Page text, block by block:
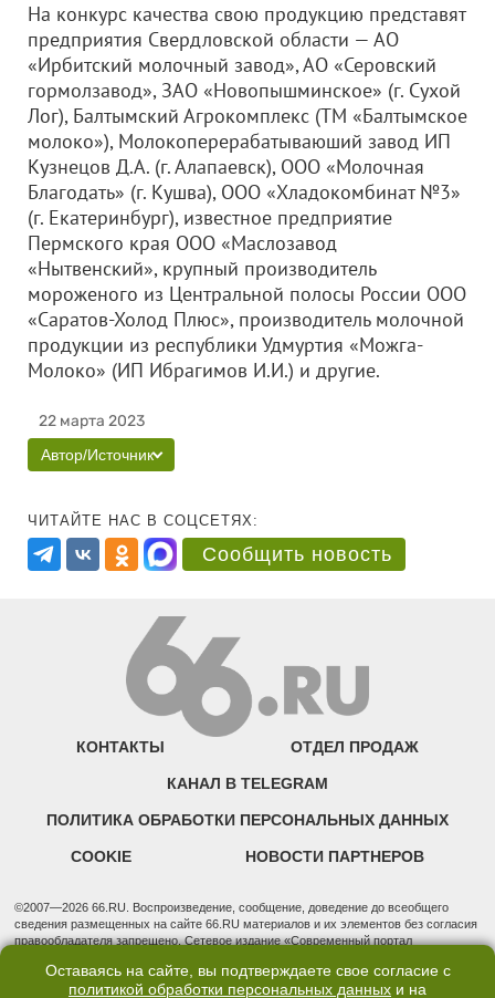
На конкурс качества свою продукцию представят
предприятия Свердловской области — АО
«Ирбитский молочный завод», АО «Серовский
гормолзавод», ЗАО «Новопышминское» (г. Сухой
Лог), Балтымский Агрокомплекс (ТМ «Балтымское
молоко»), Молокоперерабатываюший завод ИП
Кузнецов Д.А. (г. Алапаевск), ООО «Молочная
Благодать» (г. Кушва), ООО «Хладокомбинат №3»
(г. Екатеринбург), известное предприятие
Пермского края ООО «Маслозавод
«Нытвенский», крупный производитель
мороженого из Центральной полосы России ООО
«Саратов-Холод Плюс», производитель молочной
продукции из республики Удмуртия «Можга-
Молоко» (ИП Ибрагимов И.И.) и другие.
22 марта 2023
Автор/Источник
ЧИТАЙТЕ НАС В СОЦСЕТЯХ:
Сообщить новость
КОНТАКТЫ ОТДЕЛ ПРОДАЖ
КАНАЛ В TELEGRAM
ПОЛИТИКА ОБРАБОТКИ ПЕРСОНАЛЬНЫХ ДАННЫХ
COOKIE НОВОСТИ ПАРТНЕРОВ
©2007—2026 66.RU. Воспроизведение, сообщение, доведение до всеобщего
сведения размещенных на сайте 66.RU материалов и их элементов без согласия
правообладателя запрещено. Сетевое издание «Современный портал
надзору в сфере связи, информационных технологий и массовых коммуникаций
(Роскомнадзор). Регистрационный номер ЭЛ № ФС 77 - 76634 от 02.09.2019
Оставаясь на сайте, вы подтверждаете свое согласие с
политикой обработки персональных данных и на